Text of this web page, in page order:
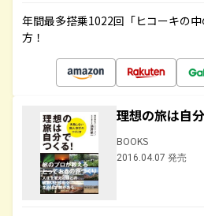
年間最多搭乗1022回「ヒコーキの
方！
理想の旅は自
BOOKS
2016.04.07 発売